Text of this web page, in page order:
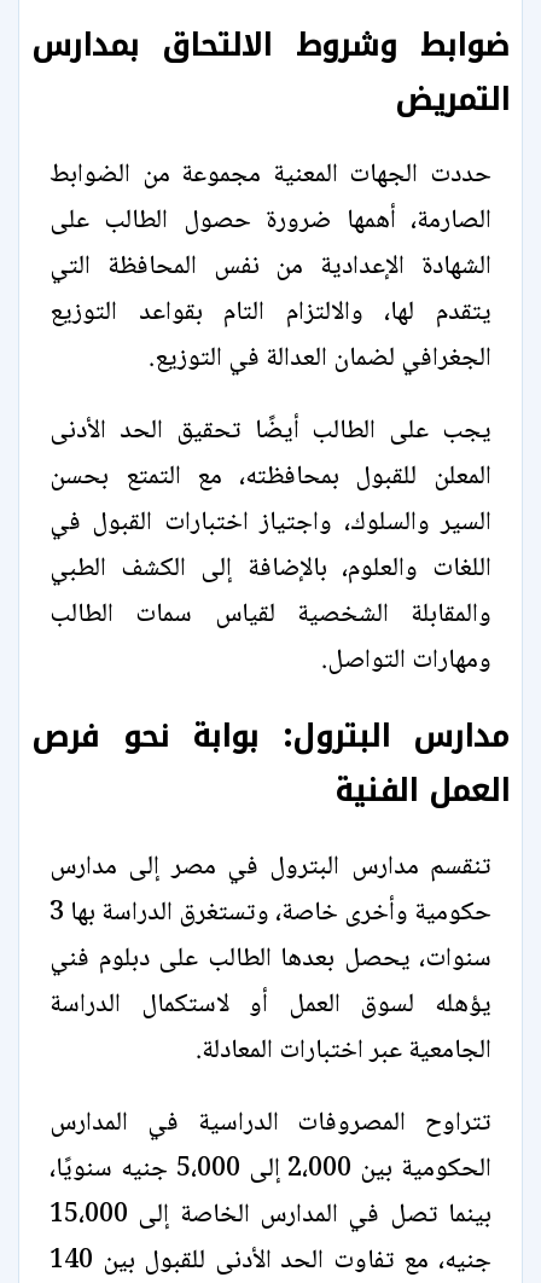
ضوابط وشروط الالتحاق بمدارس
التمريض
حددت الجهات المعنية مجموعة من الضوابط
الصارمة، أهمها ضرورة حصول الطالب على
الشهادة الإعدادية من نفس المحافظة التي
يتقدم لها، والالتزام التام بقواعد التوزيع
الجغرافي لضمان العدالة في التوزيع.
يجب على الطالب أيضًا تحقيق الحد الأدنى
المعلن للقبول بمحافظته، مع التمتع بحسن
السير والسلوك، واجتياز اختبارات القبول في
اللغات والعلوم، بالإضافة إلى الكشف الطبي
والمقابلة الشخصية لقياس سمات الطالب
ومهارات التواصل.
مدارس البترول: بوابة نحو فرص
العمل الفنية
تنقسم مدارس البترول في مصر إلى مدارس
حكومية وأخرى خاصة، وتستغرق الدراسة بها 3
سنوات، يحصل بعدها الطالب على دبلوم فني
يؤهله لسوق العمل أو لاستكمال الدراسة
الجامعية عبر اختبارات المعادلة.
تتراوح المصروفات الدراسية في المدارس
الحكومية بين 2،000 إلى 5،000 جنيه سنويًا،
بينما تصل في المدارس الخاصة إلى 15،000
جنيه، مع تفاوت الحد الأدنى للقبول بين 140